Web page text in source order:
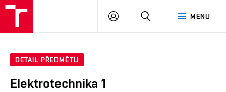
MENU
PŘIHLÁSIT
DETAIL PŘEDMĚTU
Elektrotechnika 1